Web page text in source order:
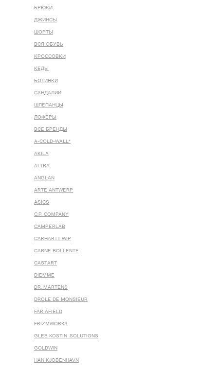
БРЮКИ
ДЖИНСЫ
ШОРТЫ
ВСЯ ОБУВЬ
КРОССОВКИ
КЕДЫ
БОТИНКИ
САНДАЛИИ
ШЛЕПАНЦЫ
ЛОФЕРЫ
ВСЕ БРЕНДЫ
A-COLD-WALL*
AKILA
ALTRA
ANGLAN
ARTE ANTWERP
ASICS
C.P. COMPANY
CAMPERLAB
CARHARTT WIP
CARNE BOLLENTE
CASTART
DIEMME
DR. MARTENS
DROLE DE MONSIEUR
FAR AFIELD
FRIZMWORKS
GLEB KOSTIN .SOLUTIONS
GOLDWIN
HAN KJOBENHAVN